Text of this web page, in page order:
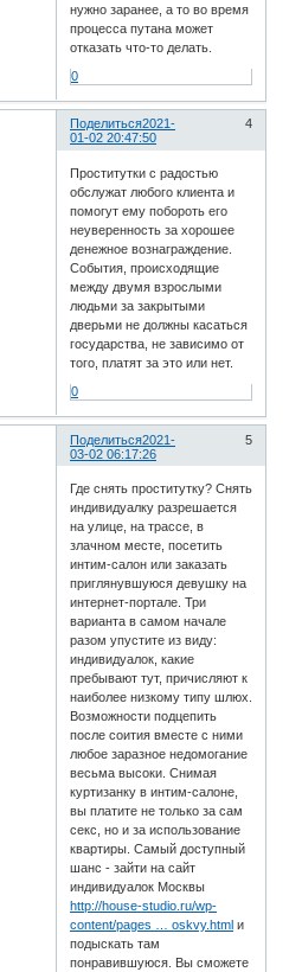
нужно заранее, а то во время
процесса путана может
отказать что-то делать.
0
Поделиться 4
2021-
01-02 20:47:50
Проститутки с радостью
обслужат любого клиента и
помогут ему побороть его
неуверенность за хорошее
денежное вознаграждение.
События, происходящие
между двумя взрослыми
людьми за закрытыми
дверьми не должны касаться
государства, не зависимо от
того, платят за это или нет.
0
Поделиться 5
2021-
03-02 06:17:26
Где снять проститутку? Снять
индивидуалку разрешается
на улице, на трассе, в
злачном месте, посетить
интим-салон или заказать
приглянувшуюся девушку на
интернет-портале. Три
варианта в самом начале
разом упустите из виду:
индивидуалок, какие
пребывают тут, причисляют к
наиболее низкому типу шлюх.
Возможности подцепить
после соития вместе с ними
любое заразное недомогание
весьма высоки. Снимая
куртизанку в интим-салоне,
вы платите не только за сам
секс, но и за использование
квартиры. Самый доступный
шанс - зайти на сайт
индивидуалок Москвы
http://house-studio.ru/wp-
content/pages … oskvy.html и
подыскать там
понравившуюся. Вы сможете